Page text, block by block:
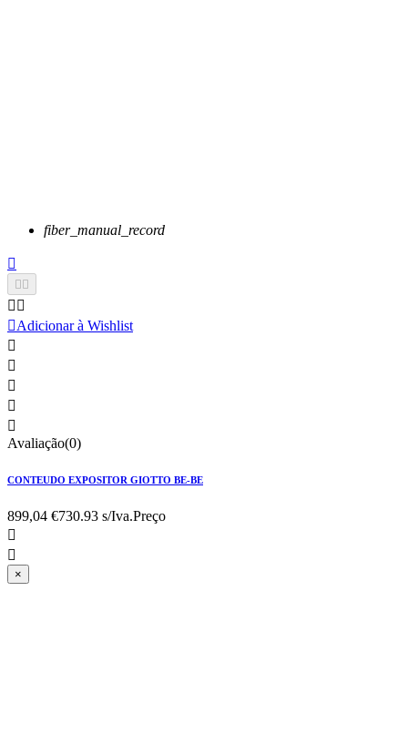
fiber_manual_record

 
 
Adicionar à Wishlist





Avaliação(0)
CONTEUDO EXPOSITOR GIOTTO BE-BE
899,04 €730.93 s/Iva.Preço


×